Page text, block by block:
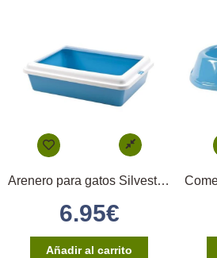
Arenero para gatos Silvestro completo
6.95€
Añadir al carrito